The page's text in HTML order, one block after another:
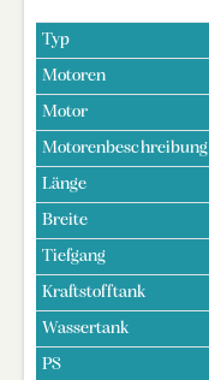
Typ
Motoren
Motor
Motorenbeschreibung
Länge
Breite
Tiefgang
Kraftstofftank
Wassertank
PS